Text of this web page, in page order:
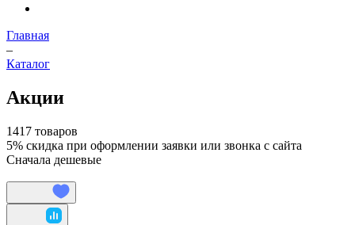
Главная
–
Каталог
Акции
1417 товаров
5% скидка при оформлении заявки или звонка с сайта
Сначала дешевые